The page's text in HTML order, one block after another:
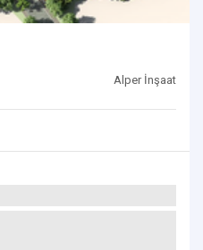
Alper İnşaat